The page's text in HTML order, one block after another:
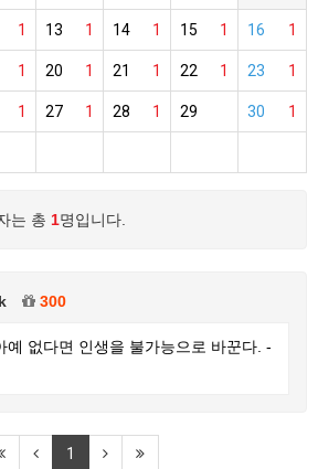
1 1
13 1
14 1
15 1
16
1 1
20 1
21 1
22 1
23
1 1
27 1
28 29 1
30
는 총 1명입니다.
300
예 없다면 인생을 불가능으로 바꾼다. -
1